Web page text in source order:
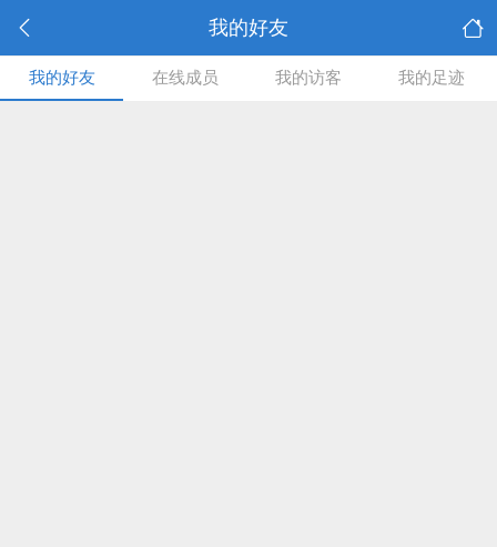
我的好友
我的好友 在线成员 我的访客 我的足迹